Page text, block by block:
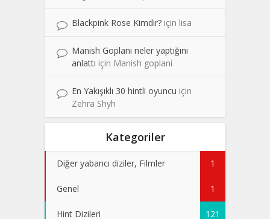
Blackpink Rose Kimdir? için lisa
Manish Goplani neler yaptığını
anlattı için Manish goplani
En Yakışıklı 30 hintli oyuncu için
Zehra Shyh
Kategoriler
Diğer yabancı diziler, Filmler 1
Genel 1
Hint Dizileri 121